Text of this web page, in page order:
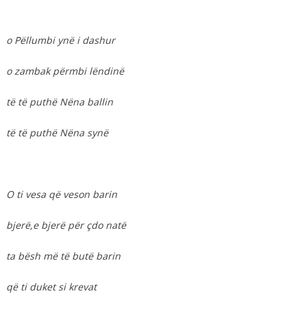
o Pëllumbi ynë i dashur
o zambak përmbi lëndinë
të të puthë Nëna ballin
të të puthë Nëna synë
O ti vesa që veson barin
bjerë,e bjerë për çdo natë
ta bësh më të butë barin
që ti duket si krevat